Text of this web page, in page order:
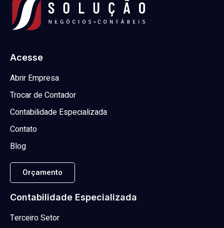
Acesse
Abrir Empresa
Trocar de Contador
Contabilidade Especializada
Contato
Blog
Orçamento
Contabilidade Especializada
Terceiro Setor